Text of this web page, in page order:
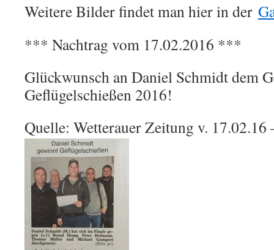
Weitere Bilder findet man hier in der
*** Nachtrag vom 17.02.2016 ***
Glückwunsch an Daniel Schmidt dem
Geflügelschießen 2016!
Quelle: Wetterauer Zeitung v. 17.02.16